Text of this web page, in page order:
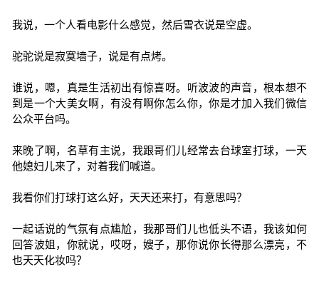
我说，一个人看电影什么感觉，然后雪衣说是空虚。
驼驼说是寂寞墙子，说是有点烤。
谁说，嗯，真是生活初出有惊喜呀。听波波的声音，根本想不
到是一个大美女啊，有没有啊你怎么你，你是才加入我们微信
公众平台吗。
来晚了啊，名草有主说，我跟哥们儿经常去台球室打球，一天
他媳妇儿来了，对着我们喊道。
我看你们打球打这么好，天天还来打，有意思吗？
一起话说的气氛有点尴尬，我那哥们儿也低头不语，我该如何
回答波姐，你就说，哎呀，嫂子，那你说你长得那么漂亮，不
也天天化妆吗？